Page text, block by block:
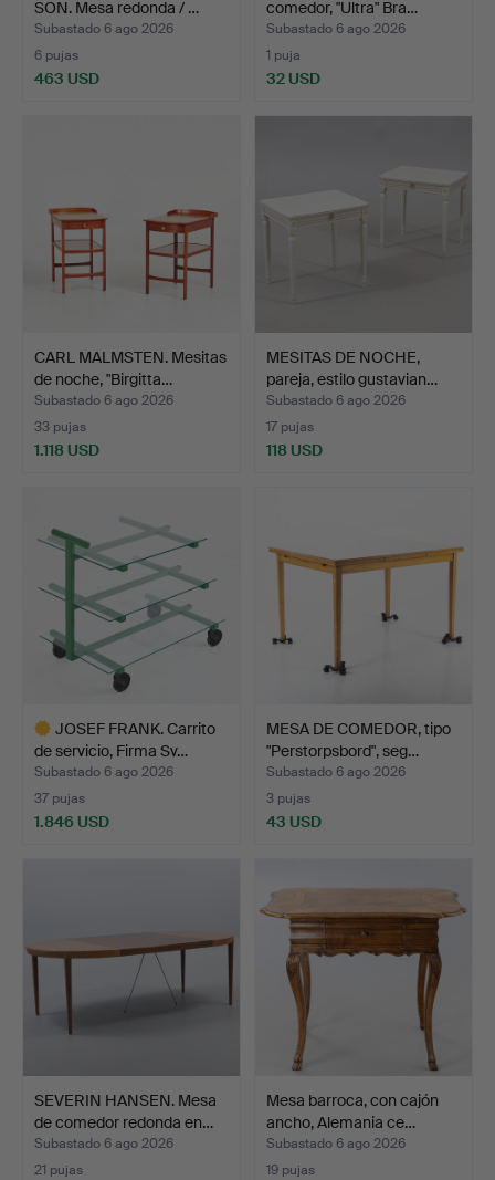
SON. Mesa redonda / …
Subastado 6 ago 2026
6 pujas
463 USD
comedor, "Ultra" Bra…
Subastado 6 ago 2026
1 puja
32 USD
CARL MALMSTEN. Mesitas
de noche, "Birgitta…
Subastado 6 ago 2026
33 pujas
1.118 USD
MESITAS DE NOCHE,
pareja, estilo gustavian…
Subastado 6 ago 2026
17 pujas
118 USD
JOSEF FRANK. Carrito
de servicio, Firma Sv…
Subastado 6 ago 2026
37 pujas
1.846 USD
MESA DE COMEDOR, tipo
"Perstorpsbord", seg…
Subastado 6 ago 2026
3 pujas
43 USD
SEVERIN HANSEN. Mesa
de comedor redonda en…
Subastado 6 ago 2026
21 pujas
Mesa barroca, con cajón
ancho, Alemania ce…
Subastado 6 ago 2026
19 pujas